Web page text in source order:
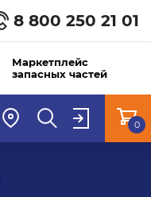
8 800 250 21 01
Маркетплейс
запасных частей
0